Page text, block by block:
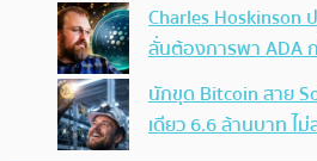
Charles
ลั่นต้องการพา ADA
นักขุด Bitcoin สาย
เดียว 6.6 ล้านบาท ไ